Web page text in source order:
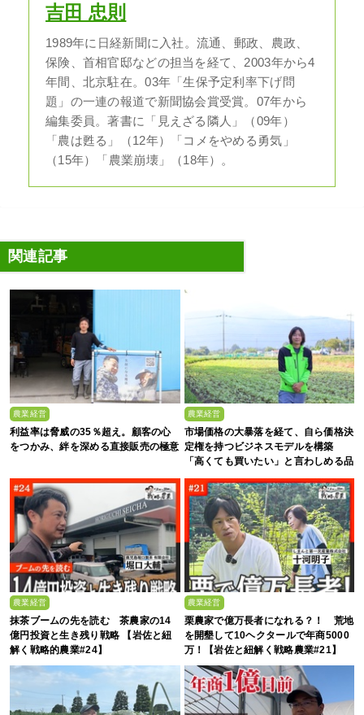
吉田 忠則
1989年に日経新聞に入社。流通、郵政、農政、
保険、首相官邸などの担当を経て、2003年から4
年間、北京駐在。03年「生保予定利率下げ問
題」の一連の報道で新聞協会賞受賞。07年から
編集委員。著書に「見えざる隣人」（09年）
「農は甦る」（12年）「コメをやめる勇気」
（15年）「農業崩壊」（18年）。
関連記事
農業経営
利益率は脅威の35％超え。顧客の心
をつかみ、絆を深める直接販売の極意
農業経営
市場価格の大暴落を経て、自ら価格決
定権を持つビジネスモデルを構築
「高くても買いたい」と言わしめる品
質を生み出すのは
農業経営
抹茶ブームの先を読む 茶農家の14
億円投資と生き残り戦略 【岩佐と紐
解く戦略的農業#24】
農業経営
栗農家で億万長者になれる？！ 荒地
を開墾して10ヘクタールで年商5000
万！【岩佐と紐解く戦略農業#21】